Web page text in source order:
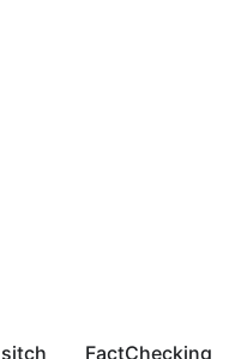
FactChecking